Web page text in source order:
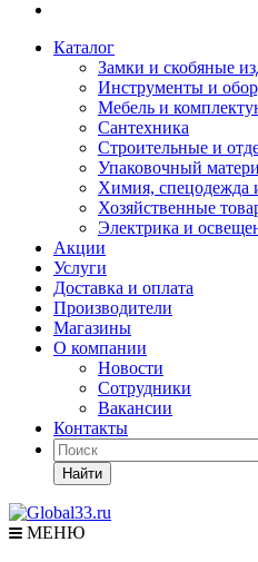
Каталог
Замки и скобяные
Инструменты и
Мебель и
Сантехника
Строительные и
Упаковочный
Химия, спецодежда
Хозяйственные
Электрика и
Акции
Услуги
Доставка и оплата
Производители
Магазины
О компании
Новости
Сотрудники
Вакансии
Контакты
Найти
МЕНЮ